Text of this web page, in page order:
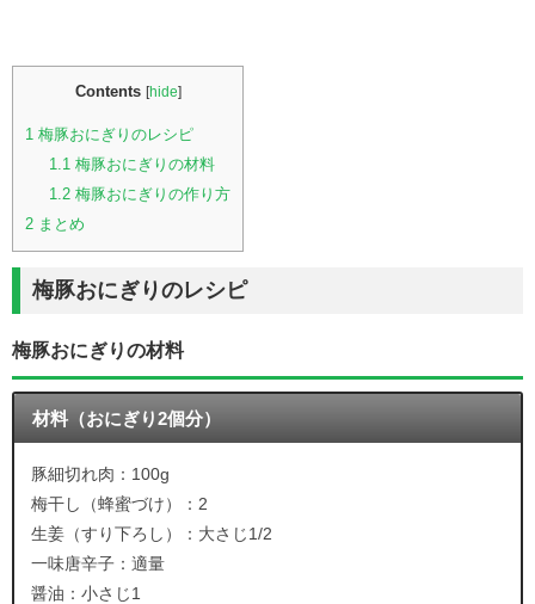
Contents [hide]
1 梅豚おにぎりのレシピ
1.1梅豚おにぎりの材料
1.2梅豚おにぎりの作り方
2 まとめ
梅豚おにぎりのレシピ
梅豚おにぎりの材料
材料（おにぎり2個分）
豚細切れ肉：100g
梅干し（蜂蜜づけ）：2
生姜（すり下ろし）：大さじ1/2
一味唐辛子：適量
醤油：小さじ1